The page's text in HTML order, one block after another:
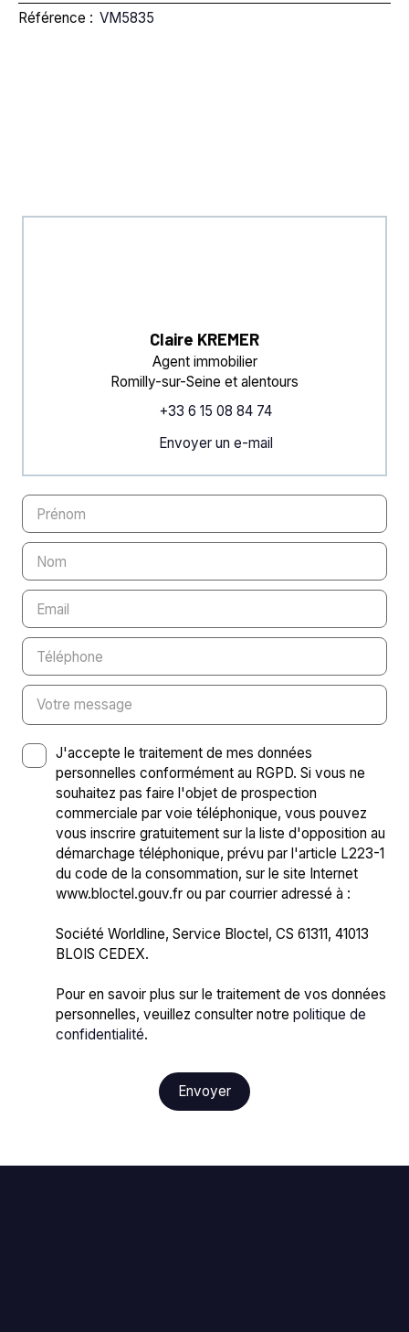
Référence : VM5835
Claire KREMER
Agent immobilier
Romilly-sur-Seine et alentours
+33 6 15 08 84 74
Envoyer un e-mail
Prénom
Nom
Email
Téléphone
Votre message
J'accepte le traitement de mes données
personnelles conformément au RGPD. Si vous ne
souhaitez pas faire l'objet de prospection
commerciale par voie téléphonique, vous pouvez
vous inscrire gratuitement sur la liste d'opposition au
démarchage téléphonique, prévu par l'article L223-1
du code de la consommation, sur le site Internet
www.bloctel.gouv.fr ou par courrier adressé à :
Société Worldline, Service Bloctel, CS 61311, 41013
BLOIS CEDEX.
Pour en savoir plus sur le traitement de vos données
personnelles, veuillez consulter notre politique de
confidentialité.
Envoyer